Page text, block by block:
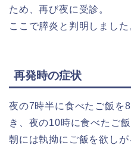
ため、再び夜に受診。
ここで膵炎と判明しました
再発時の症状
夜の7時半に食べたご飯を
き、夜の10時に食べたご
朝には執拗にご飯を欲し